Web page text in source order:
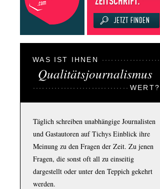
WAS IST IHNEN
Qualitätsjournalismus
WERT?
Täglich schreiben unabhängige Journalisten
und Gastautoren auf Tichys Einblick ihre
Meinung zu den Fragen der Zeit. Zu jenen
Fragen, die sonst oft all zu einseitig
dargestellt oder unter den Teppich gekehrt
werden.